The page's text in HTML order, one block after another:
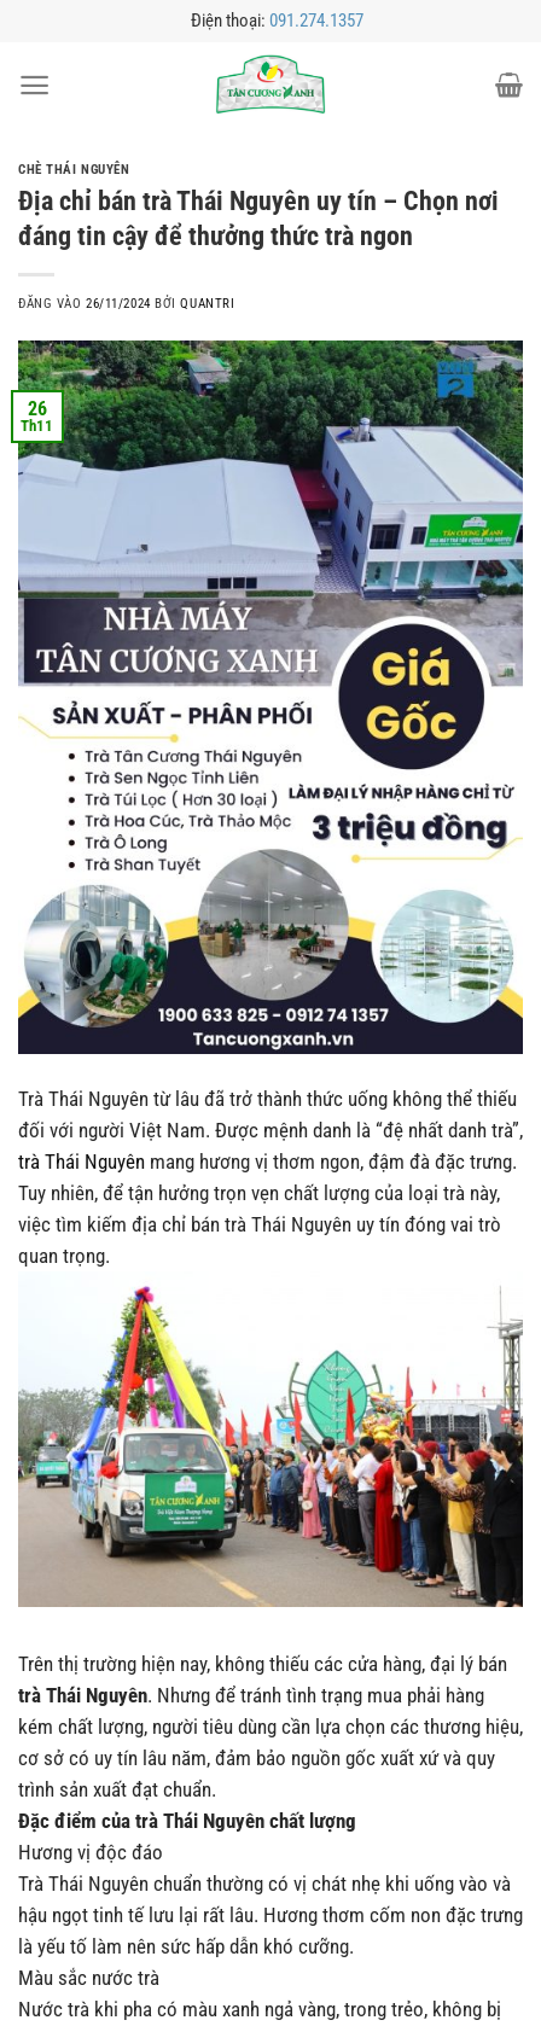
nội
Điện thoại: 091.274.1357
CHÈ THÁI NGUYÊN
Địa chỉ bán trà Thái Nguyên uy tín – Chọn nơi
đáng tin cậy để thưởng thức trà ngon
ĐĂNG VÀO26/11/2024 BỞIQUANTRI
26
Th11
Trà Thái Nguyên từ lâu đã trở thành thức uống không thể thiếu
đối với người Việt Nam. Được mệnh danh là “đệ nhất danh trà”,
trà Thái Nguyên mang hương vị thơm ngon, đậm đà đặc trưng.
Tuy nhiên, để tận hưởng trọn vẹn chất lượng của loại trà này,
việc tìm kiếm địa chỉ bán trà Thái Nguyên uy tín đóng vai trò
quan trọng.
Trên thị trường hiện nay, không thiếu các cửa hàng, đại lý bán
trà Thái Nguyên. Nhưng để tránh tình trạng mua phải hàng
kém chất lượng, người tiêu dùng cần lựa chọn các thương hiệu,
cơ sở có uy tín lâu năm, đảm bảo nguồn gốc xuất xứ và quy
trình sản xuất đạt chuẩn.
Đặc điểm của trà Thái Nguyên chất lượng
Hương vị độc đáo
Trà Thái Nguyên chuẩn thường có vị chát nhẹ khi uống vào và
hậu ngọt tinh tế lưu lại rất lâu. Hương thơm cốm non đặc trưng
là yếu tố làm nên sức hấp dẫn khó cưỡng.
Màu sắc nước trà
Nước trà khi pha có màu xanh ngả vàng, trong trẻo, không bị